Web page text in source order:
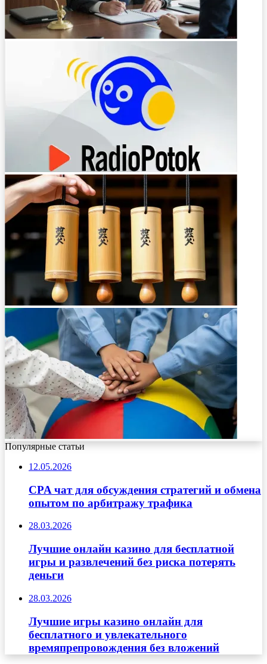
Популярные статьи
12.05.2026
CPA чат для обсуждения стратегий и обмена
опытом по арбитражу трафика
28.03.2026
Лучшие онлайн казино для бесплатной
игры и развлечений без риска потерять
деньги
28.03.2026
Лучшие игры казино онлайн для
бесплатного и увлекательного
времяпрепровождения без вложений